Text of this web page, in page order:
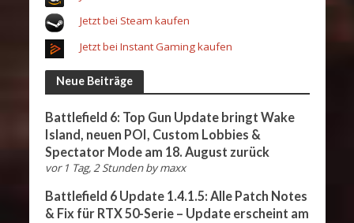
Jetzt bei Steam kaufen
Jetzt bei Instant Gaming kaufen
Neue Beiträge
Battlefield 6: Top Gun Update bringt Wake
Island, neuen POI, Custom Lobbies &
Spectator Mode am 18. August zurück
vor 1 Tag, 2 Stunden bymaxx
Battlefield 6 Update 1.4.1.5: Alle Patch Notes
& Fix für RTX 50-Serie – Update erscheint am